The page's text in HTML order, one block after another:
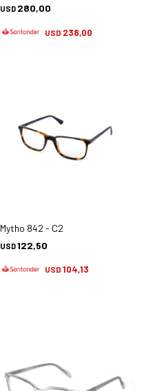
USD 280,00
USD 238,00
Mytho 842 - C2
USD122,50
USD 104,13